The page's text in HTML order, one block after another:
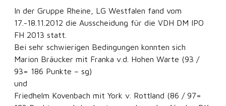
In der Gruppe Rheine, LG Westfalen fand vom
17.-18.11.2012 die Ausscheidung für die VDH DM IPO
FH 2013 statt.
Bei sehr schwierigen Bedingungen konnten sich
Marion Bräucker mit Franka v.d. Hohen Warte (93 /
93= 186 Punkte – sg)
und
Friedhelm Kovenbach mit York v. Rottland (86 / 97=